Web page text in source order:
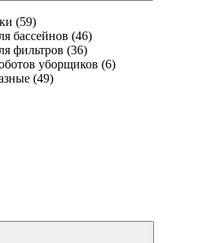
(59)
бассейнов (46)
фильтров (36)
уборщиков (6)
(49)